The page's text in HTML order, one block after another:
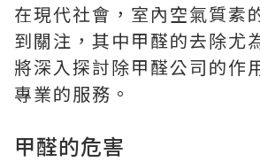
在現代社會，室內空氣質素
到關注，其中甲醛的去除尤
將深入探討除甲醛公司的作
專業的服務。
甲醛的危害